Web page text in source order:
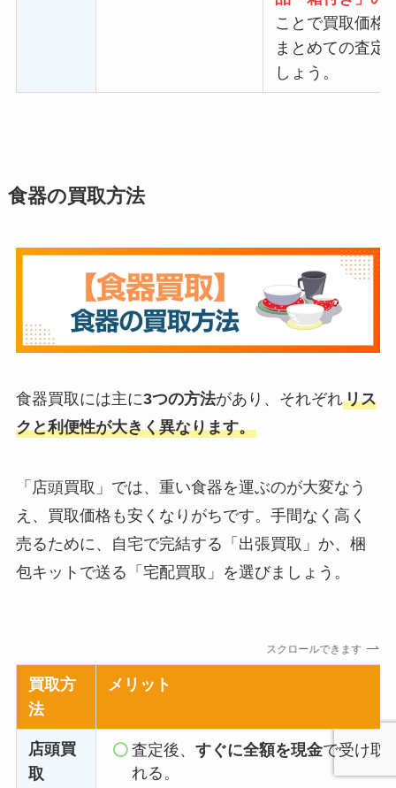
ことで買取価格
まとめての査定
しょう。
食器の買取方法
食器買取には主に3つの方法があり、それぞれリス
クと利便性が大きく異なります。
「店頭買取」では、重い食器を運ぶのが大変なう
え、買取価格も安くなりがちです。手間なく高く
売るために、自宅で完結する「出張買取」か、梱
包キットで送る「宅配買取」を選びましょう。
スクロールできます
買取方
法
メリット
店頭買
取
査定後、すぐに全額を現金で受け取
れる。